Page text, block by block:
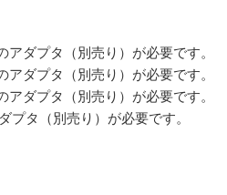
ダプタ（別売り）が必要です。
ダプタ（別売り）が必要です。
ダプタ（別売り）が必要です。
タ（別売り）が必要です。